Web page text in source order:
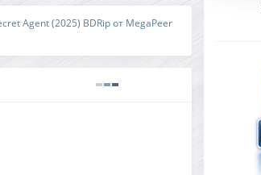
Agent (2025) BDRip от MegaPeer